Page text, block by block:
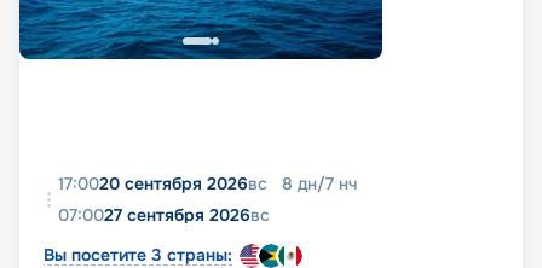
17:0020 сентября 2026вс 8 дн/7 нч
07:0027 сентября 2026вс
Вы посетите 3 страны: